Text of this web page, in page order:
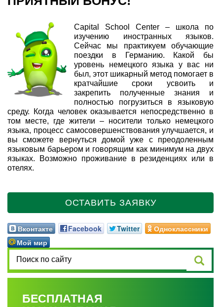
Capital School Center – школа по
изучению иностранных языков.
Сейчас мы практикуем обучающие
поездки в Германию. Какой бы
уровень немецкого языка у вас ни
был, этот шикарный метод помогает в
кратчайшие сроки усвоить и
закрепить полученные знания и
полностью погрузиться в языковую
среду. Когда человек оказывается непосредственно в
том месте, где жители – носители только немецкого
языка, процесс самосовершенствования улучшается, и
вы сможете вернуться домой уже с преодоленным
языковым барьером и говорящим как минимум на двух
языках. Возможно проживание в резиденциях или в
отелях.
ОСТАВИТЬ ЗАЯВКУ
Вконтакте Facebook Twitter
Одноклассники
Мой мир
БЕСПЛАТНАЯ